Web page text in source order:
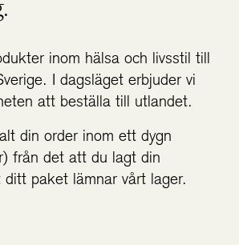
inom hälsa och livsstil till
I dagsläget erbjuder vi
att beställa till utlandet.
din order inom ett dygn
från det att du lagt din
paket lämnar vårt lager.